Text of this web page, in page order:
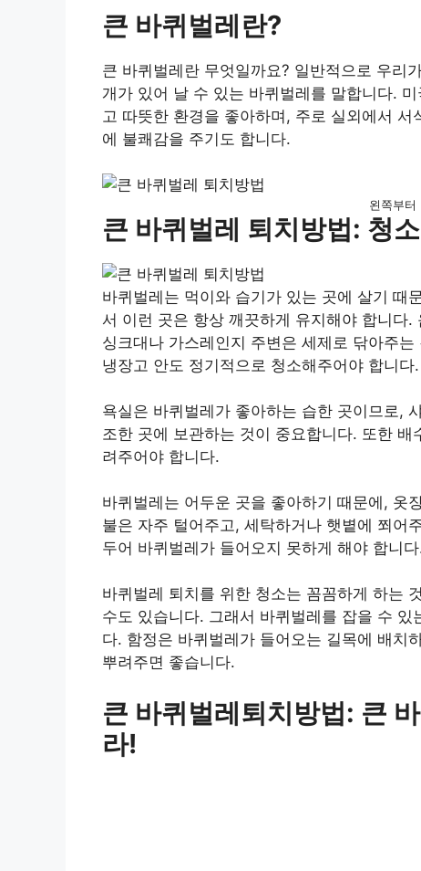
큰 바퀴벌레란?
큰 바퀴벌레란 무엇일까요? 일반적으로 우리
개가 있어 날 수 있는 바퀴벌레를 말합니다.
고 따뜻한 환경을 좋아하며, 주로 실외에서
에 불쾌감을 주기도 합니다.
왼쪽부터
큰 바퀴벌레 퇴치방법: 청
바퀴벌레는 먹이와 습기가 있는 곳에 살기 때
서 이런 곳은 항상 깨끗하게 유지해야 합니다
싱크대나 가스레인지 주변은 세제로 닦아주
냉장고 안도 정기적으로 청소해주어야 합니다.
욕실은 바퀴벌레가 좋아하는 습한 곳이므로,
조한 곳에 보관하는 것이 중요합니다. 또한
려주어야 합니다.
바퀴벌레는 어두운 곳을 좋아하기 때문에, 옷
불은 자주 털어주고, 세탁하거나 햇볕에 쬐어
두어 바퀴벌레가 들어오지 못하게 해야 합니
바퀴벌레 퇴치를 위한 청소는 꼼꼼하게 하는
수도 있습니다. 그래서 바퀴벌레를 잡을 수
다. 함정은 바퀴벌레가 들어오는 길목에 배치
뿌려주면 좋습니다.
큰 바퀴벌레퇴치방법: 큰
라!